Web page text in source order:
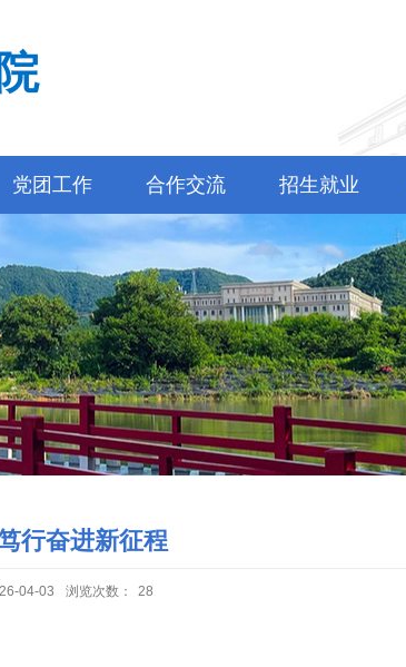
党团工作 合作交流 招生就业
行奋进新征程
04-03 浏览次数： 28